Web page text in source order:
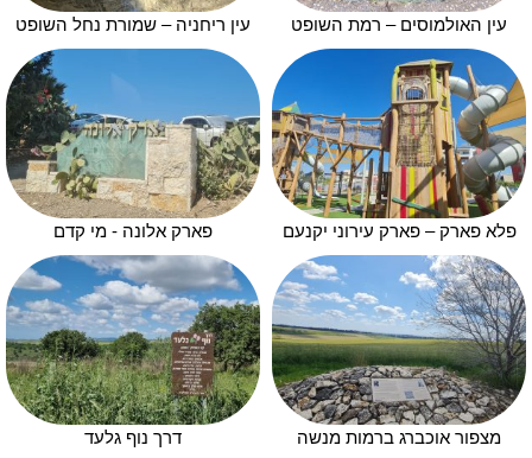
עין האולמוסים – רמת השופט עין ריחניה – שמורת נחל השופט
פלא פארק – פארק עירוני יקנעם פארק אלונה - מי קדם
מצפור אוכברג ברמות מנשה דרך נוף גלעד